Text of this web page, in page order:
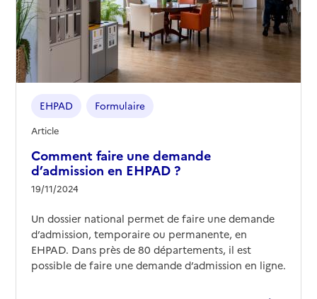
Comment faire une demande
d’admission en EHPAD ?
19/11/2024
EHPAD Formulaire
Article
Un dossier national permet de faire une demande
d’admission, temporaire ou permanente, en
EHPAD. Dans près de 80 départements, il est
possible de faire une demande d’admission en ligne.